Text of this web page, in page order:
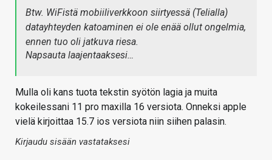
Btw. WiFistä mobiiliverkkoon siirtyessä (Telialla)
datayhteyden katoaminen ei ole enää ollut ongelmia,
ennen tuo oli jatkuva riesa.
Napsauta laajentaaksesi…
Mulla oli kans tuota tekstin syötön lagia ja muita
kokeilessani 11 pro maxilla 16 versiota. Onneksi apple
vielä kirjoittaa 15.7 ios versiota niin siihen palasin.
Kirjaudu sisään vastataksesi